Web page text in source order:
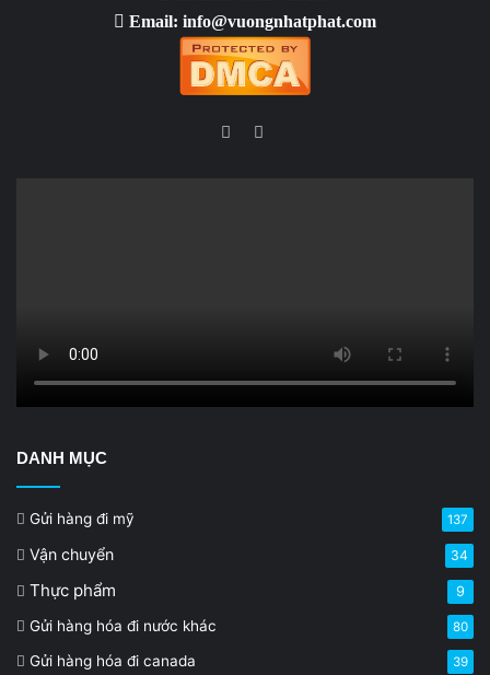
Email: info@vuongnhatphat.com
Facebook
YouTube
DANH MỤC
Gửi hàng đi mỹ 137
Vận chuyển 34
Thực phẩm 9
Gửi hàng hóa đi nước khác 80
Gửi hàng hóa đi canada 39